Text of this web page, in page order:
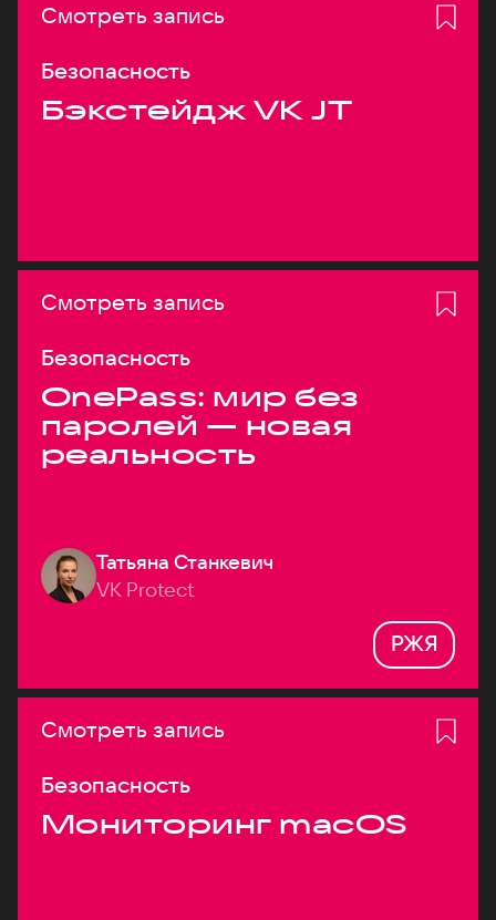
Смотреть запись
Безопасность
Бэкстейдж VK JT
Смотреть запись
Безопасность
OnePass: мир без
паролей — новая
реальность
Татьяна Станкевич
VK Protect
РЖЯ
Смотреть запись
Безопасность
Мониторинг macOS